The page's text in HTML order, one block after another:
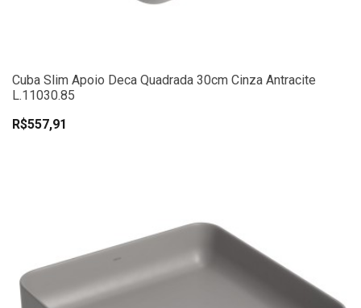
Cuba Slim Apoio Deca Quadrada 30cm Cinza Antracite
L.11030.85
R$557,91